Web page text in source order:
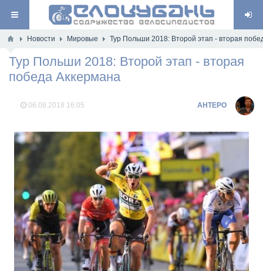
Новости Мировые Тур Польши 2018: Второй этап - вторая
Тур Польши 2018: Второй этап - вторая
победа Аккермана
06.08.2018 16:05 AHTEPO